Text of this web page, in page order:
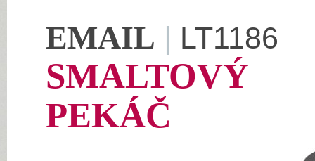
EMAIL | LT1186
SMALTOVÝ
PEKÁČ